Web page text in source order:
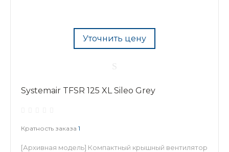
Уточнить цену
Systemair TFSR 125 XL Sileo Grey
Кратность заказа 1
[Архивная модель] Компактный крышный вентилятор